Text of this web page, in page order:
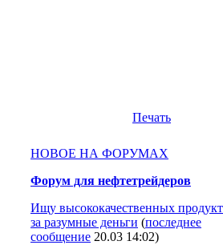
Печать
НОВОЕ НА ФОРУМАХ
Форум для нефтетрейдеров
Ищу высококачественных продукт
за разумные деньги (последнее
сообщение 20.03 14:02)